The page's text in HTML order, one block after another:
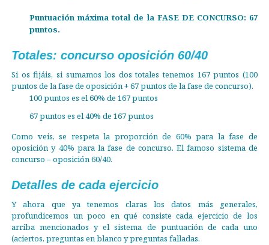
Puntuación máxima total de la FASE DE CONCURSO: 67
puntos.
Totales: concurso oposición 60/40
Si os fijáis, si sumamos los dos totales tenemos 167 puntos (100
puntos de la fase de oposición + 67 puntos de la fase de concurso).
100 puntos es el 60% de 167 puntos
67 puntos es el 40% de 167 puntos
Como veis, se respeta la proporción de 60% para la fase de
oposición y 40% para la fase de concurso. El famoso sistema de
concurso – oposición 60/40.
Detalles de cada ejercicio
Y ahora que ya tenemos claras los datos más generales,
profundicemos un poco en qué consiste cada ejercicio de los
arriba mencionados y el sistema de puntuación de cada uno
(aciertos, preguntas en blanco y preguntas falladas.